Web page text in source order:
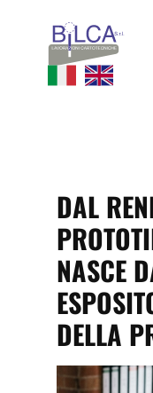
DAL
NASCE
DELLA